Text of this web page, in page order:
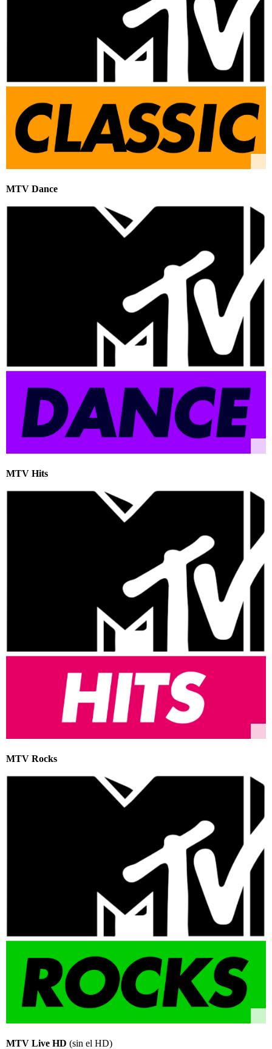
MTV Dance
MTV Hits
MTV Rocks
MTV Live HD (sin el HD)